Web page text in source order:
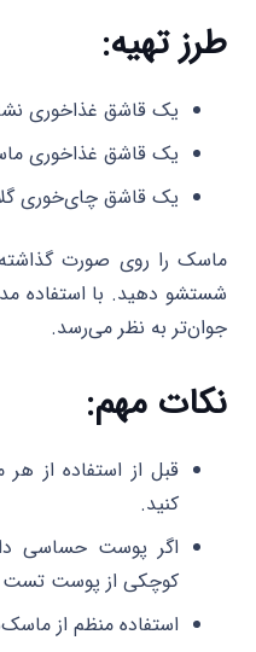
طرز تهیه:
یک قاشق غذاخوری
یک قاشق غذاخوری
یک قاشق چای‌خوری
شستشو دهید. با استفاده
جوان‌تر به نظر می‌رسد.
نکات مهم:
قبل از استفاده از
کنید.
اگر پوست حساسی
کوچکی از پوست تست
استفاده منظم از